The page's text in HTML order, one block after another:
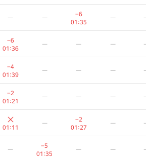
— —
−6
01:35
—
−6
01:36
— — —
−4
01:39
— — —
−2
01:21
— — —
01:11
—
−2
01:27
—
—
−5
01:35
— —
−10
01:28
−3
01:01
−1
00:49
−6
01:28
−10
01:37
—
—
01:24